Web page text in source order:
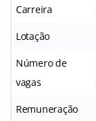
Carreira
Lotação
Número de
vagas
Remuneração